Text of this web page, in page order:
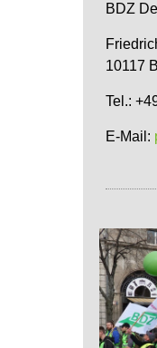
BDZ
10117
Tel.:
E-Mail: